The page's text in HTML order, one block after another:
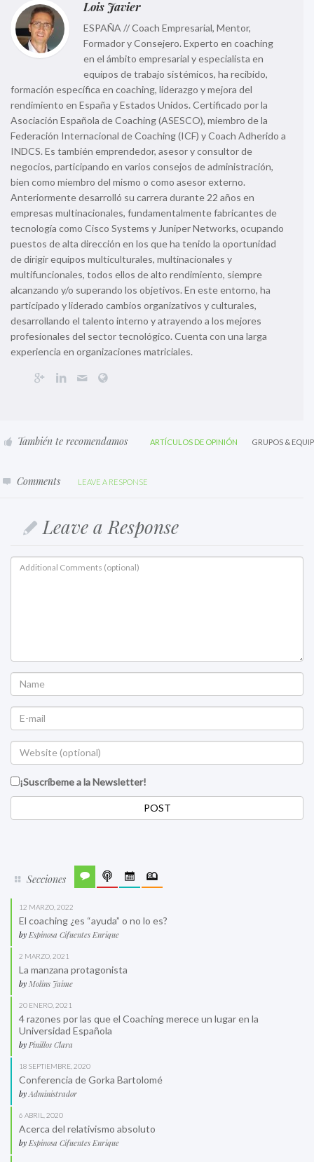
Lois Javier
ESPAÑA // Coach Empresarial, Mentor,
Formador y Consejero. Experto en coaching
en el ámbito empresarial y especialista en
equipos de trabajo sistémicos, ha recibido,
formación específica en coaching, liderazgo y mejora del
rendimiento en España y Estados Unidos. Certificado por la
Asociación Española de Coaching (ASESCO), miembro de la
Federación Internacional de Coaching (ICF) y Coach Adherido a
INDCS. Es también emprendedor, asesor y consultor de
negocios, participando en varios consejos de administración,
bien como miembro del mismo o como asesor externo.
Anteriormente desarrolló su carrera durante 22 años en
empresas multinacionales, fundamentalmente fabricantes de
tecnología como Cisco Systems y Juniper Networks, ocupando
puestos de alta dirección en los que ha tenido la oportunidad
de dirigir equipos multiculturales, multinacionales y
multifuncionales, todos ellos de alto rendimiento, siempre
alcanzando y/o superando los objetivos. En este entorno, ha
participado y liderado cambios organizativos y culturales,
desarrollando el talento interno y atrayendo a los mejores
profesionales del sector tecnológico. Cuenta con una larga
experiencia en organizaciones matriciales.
También te recomendamos ARTÍCULOS DE OPINIÓN GRUPOS &
Comments LEAVE A RESPONSE
Leave a Response
¡Suscríbeme a la Newsletter!
Secciones
12 MARZO, 2022
El coaching ¿es “ayuda” o no lo es?
by Espinosa Cifuentes Enrique
2 MARZO, 2021
La manzana protagonista
by Molins Jaime
20 ENERO, 2021
4 razones por las que el Coaching merece un lugar en la
Universidad Española
by Pinillos Clara
18 SEPTIEMBRE, 2020
Conferencia de Gorka Bartolomé
by Administrador
6 ABRIL, 2020
Acerca del relativismo absoluto
by Espinosa Cifuentes Enrique